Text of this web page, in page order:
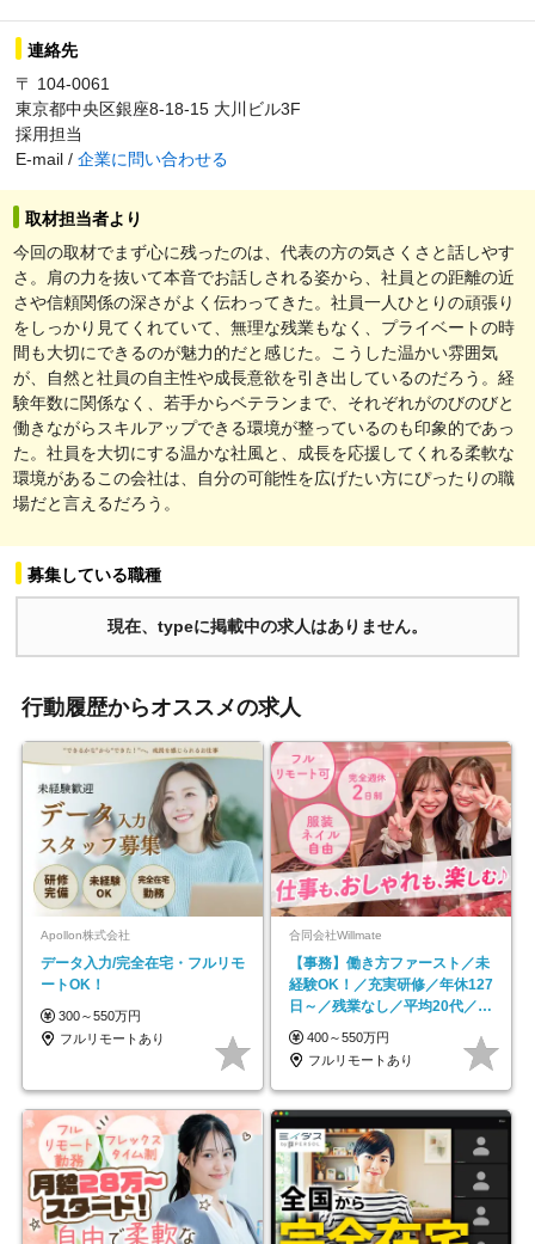
連絡先
〒 104-0061
東京都中央区銀座8-18-15 大川ビル3F
採用担当
E-mail / 企業に問い合わせる
取材担当者より
今回の取材でまず心に残ったのは、代表の方の気さくさと話しやす
さ。肩の力を抜いて本音でお話しされる姿から、社員との距離の近
さや信頼関係の深さがよく伝わってきた。社員一人ひとりの頑張り
をしっかり見てくれていて、無理な残業もなく、プライベートの時
間も大切にできるのが魅力的だと感じた。こうした温かい雰囲気
が、自然と社員の自主性や成長意欲を引き出しているのだろう。経
験年数に関係なく、若手からベテランまで、それぞれがのびのびと
働きながらスキルアップできる環境が整っているのも印象的であっ
た。社員を大切にする温かな社風と、成長を応援してくれる柔軟な
環境があるこの会社は、自分の可能性を広げたい方にぴったりの職
場だと言えるだろう。
募集している職種
現在、typeに掲載中の求人はありません。
行動履歴からオススメの求人
Apollon株式会社
データ入力/完全在宅・フルリモ
ートOK！
300～550万円
フルリモートあり
合同会社Willmate
【事務】働き方ファースト／未
経験OK！／充実研修／年休127
日～／残業なし／平均20代／リ
モートOK
400～550万円
フルリモートあり